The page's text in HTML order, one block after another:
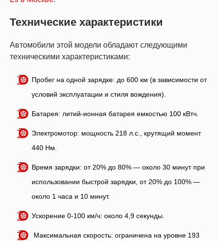
Технические характеристики
Автомобили этой модели обладают следующими
техническими характеристиками:
Пробег на одной зарядке: до 600 км (в зависимости от
условий эксплуатации и стиля вождения).
Батарея: литий-ионная батарея емкостью 100 кВтч.
Электромотор: мощность 218 л.с., крутящий момент
440 Нм.
Время зарядки: от 20% до 80% — около 30 минут при
использовании быстрой зарядки, от 20% до 100% —
около 1 часа и 10 минут.
Ускорение 0-100 км/ч: около 4,9 секунды.
Максимальная скорость: ограничена на уровне 193